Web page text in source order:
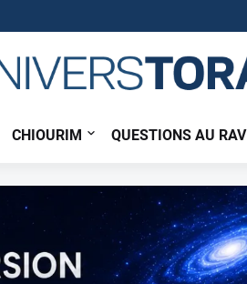
CHIOURIM QUESTIONS AU RAV